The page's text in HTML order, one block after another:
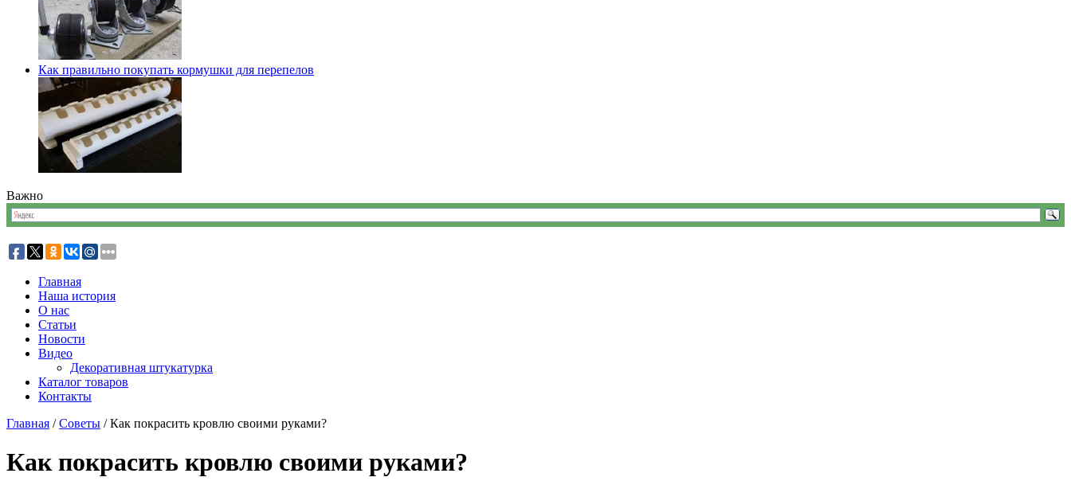
Как правильно покупать кормушки для перепелов
Важно
Главная
Наша история
О нас
Статьи
Новости
Видео
Декоративная штукатурка
Каталог товаров
Контакты
Главная /Советы / Как покрасить кровлю своими руками?
Как покрасить кровлю своими руками?